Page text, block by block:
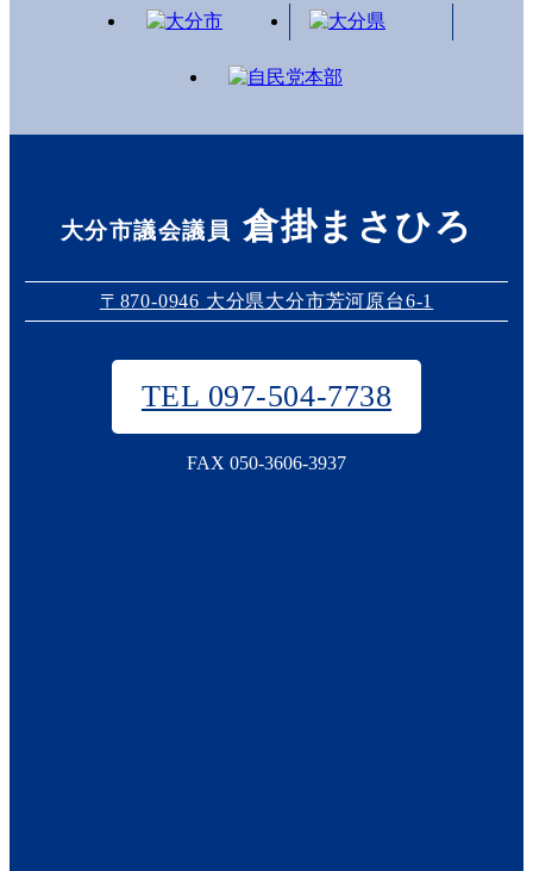
大分市議会議員 倉掛まさひろ
〒870-0946 大分県大分市芳河原台6-1
TEL 097-504-7738
FAX 050-3606-3937